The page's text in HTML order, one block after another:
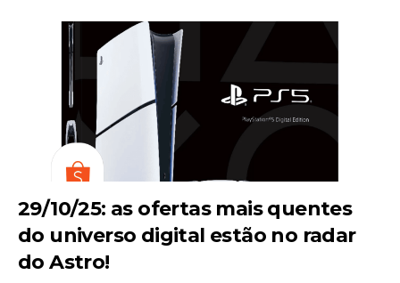
29/10/25: as ofertas mais quentes
do universo digital estão no radar
do Astro!